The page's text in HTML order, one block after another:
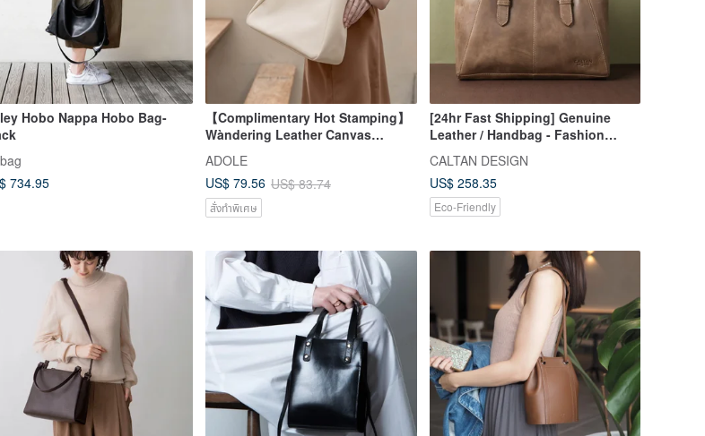
Hobo Nappa Hobo Bag-
734.95
【Complimentary Hot Stamping】
Wàndering Leather Canvas
Shoulder Bag / Off-White
ADOLE
US$ 79.56 US$ 83.74
สั่งทำพิเศษ
[24hr Fast Shipping] Genuine
Leather / Handbag - Fashion
Crossbody Bag - Style 5443
(Available in 2 Colors)
CALTAN DESIGN
US$ 258.35
Eco-Friendly